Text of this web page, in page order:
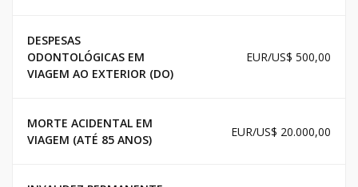
DESPESAS
ODONTOLÓGICAS EM
VIAGEM AO EXTERIOR (DO)
EUR/US$ 500,00
MORTE ACIDENTAL EM
VIAGEM (ATÉ 85 ANOS)
EUR/US$ 20.000,00